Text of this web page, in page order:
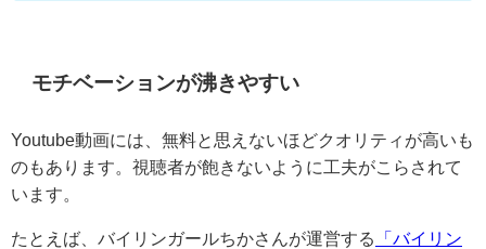
モチベーションが沸きやすい
Youtube動画には、無料と思えないほどクオリティが高いも
のもあります。視聴者が飽きないように工夫がこらされて
います。
たとえば、バイリンガールちかさんが運営する
「バイリン